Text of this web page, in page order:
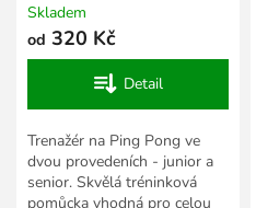
Skladem
od 320 Kč
Detail
Trenažér na Ping Pong ve
dvou provedeních - junior a
senior. Skvělá tréninková
pomůcka vhodná pro celou